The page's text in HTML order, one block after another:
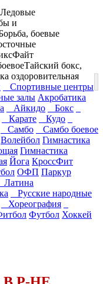
Ледовые
и
боевые
Тайский бокс,
оздоровительная
Спортивные центры
залы Акробатика
Айкидо
Бокс
Карате
Кудо
Самбо
Самбо боевое
Волейбол Гимнастика
Гимнастика
Йога КроссФит
ОФП Паркур
Латина
Русские народные
Хореография
Футбол Хоккей